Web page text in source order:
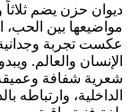
ديوان حزن يضم ثلاثاً
مواضيعها بين الحب،
عكست تجربة
الإنسان والعالم.
شعرية شفافة
الداخلية، وارتباطه